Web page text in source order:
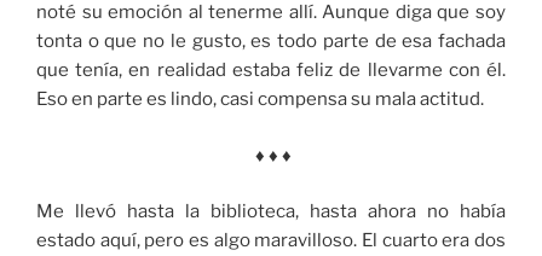
noté su emoción al tenerme allí. Aunque diga que soy
tonta o que no le gusto, es todo parte de esa fachada
que tenía, en realidad estaba feliz de llevarme con él.
Eso en parte es lindo, casi compensa su mala actitud.
♦ ♦ ♦
Me llevó hasta la biblioteca, hasta ahora no había
estado aquí, pero es algo maravilloso. El cuarto era dos